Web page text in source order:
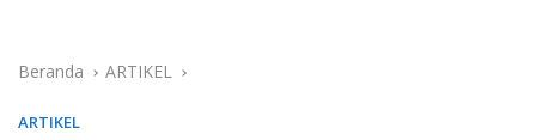
Beranda ARTIKEL
ARTIKEL